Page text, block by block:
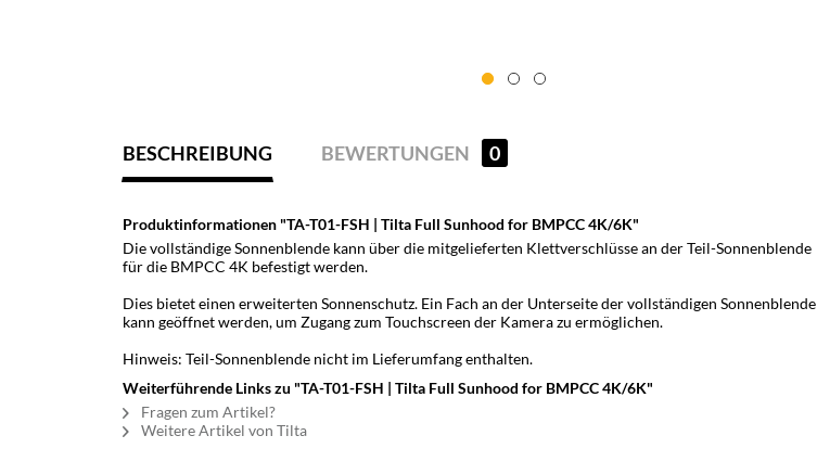
BESCHREIBUNG BEWERTUNGEN 0
Produktinformationen "TA-T01-FSH | Tilta Full Sunhood for BMPCC 4K/6K"
Die vollständige Sonnenblende kann über die mitgelieferten Klettverschlüsse an der Teil-Sonnenblende
für die BMPCC 4K befestigt werden.
Dies bietet einen erweiterten Sonnenschutz. Ein Fach an der Unterseite der vollständigen Sonnenblende
kann geöffnet werden, um Zugang zum Touchscreen der Kamera zu ermöglichen.
Hinweis: Teil-Sonnenblende nicht im Lieferumfang enthalten.
Weiterführende Links zu "TA-T01-FSH | Tilta Full Sunhood for BMPCC 4K/6K"
Fragen zum Artikel?
Weitere Artikel von Tilta